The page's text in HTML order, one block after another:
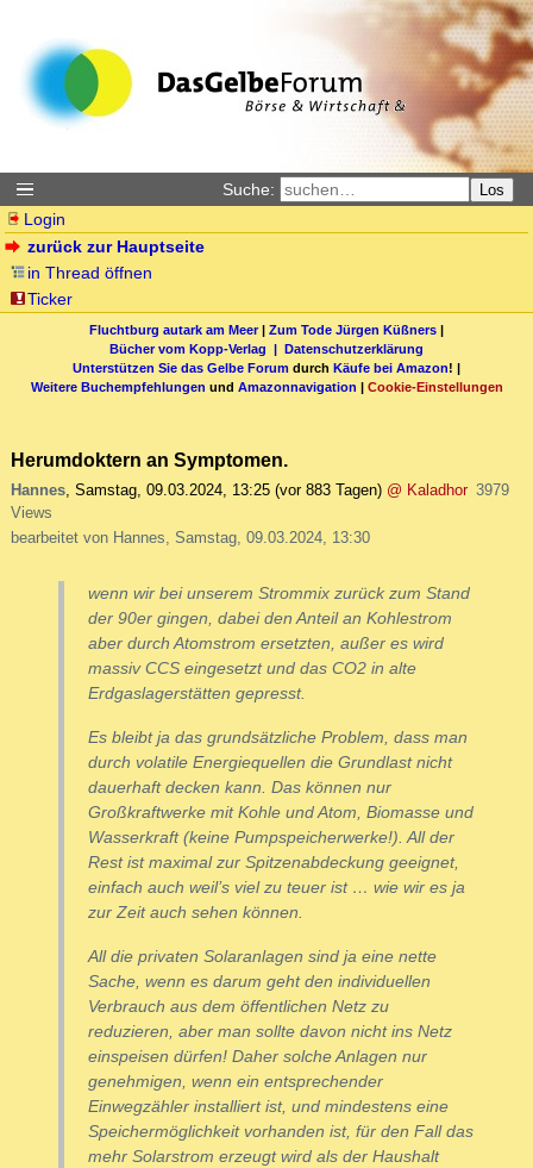
Suche: Los
Login
zurück zur Hauptseite
in Thread öffnen
Ticker
Fluchtburg autark am Meer| Zum Tode Jürgen Küßners |
Bücher vom Kopp-Verlag | Datenschutzerklärung
Unterstützen Sie das Gelbe Forum durch Käufe bei Amazon! |
Weitere Buchempfehlungen und Amazonnavigation | Cookie-Einstellungen
Herumdoktern an Symptomen.
Hannes, Samstag, 09.03.2024, 13:25 (vor 883 Tagen) @ Kaladhor 3979
Views
bearbeitet von Hannes, Samstag, 09.03.2024, 13:30
wenn wir bei unserem Strommix zurück zum Stand
der 90er gingen, dabei den Anteil an Kohlestrom
aber durch Atomstrom ersetzten, außer es wird
massiv CCS eingesetzt und das CO2 in alte
Erdgaslagerstätten gepresst.
Es bleibt ja das grundsätzliche Problem, dass man
durch volatile Energiequellen die Grundlast nicht
dauerhaft decken kann. Das können nur
Großkraftwerke mit Kohle und Atom, Biomasse und
Wasserkraft (keine Pumpspeicherwerke!). All der
Rest ist maximal zur Spitzenabdeckung geeignet,
einfach auch weil’s viel zu teuer ist … wie wir es ja
zur Zeit auch sehen können.
All die privaten Solaranlagen sind ja eine nette
Sache, wenn es darum geht den individuellen
Verbrauch aus dem öffentlichen Netz zu
reduzieren, aber man sollte davon nicht ins Netz
einspeisen dürfen! Daher solche Anlagen nur
genehmigen, wenn ein entsprechender
Einwegzähler installiert ist, und mindestens eine
Speichermöglichkeit vorhanden ist, für den Fall das
mehr Solarstrom erzeugt wird als der Haushalt